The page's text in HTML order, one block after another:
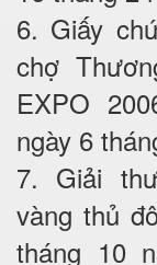
6. Giấy
chợ
EXPO
ngày 6
7. Giải
vàng thủ
tháng 10